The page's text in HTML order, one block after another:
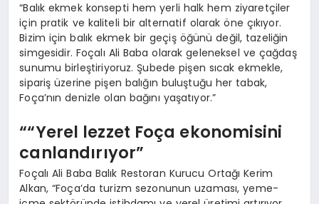
“Balık ekmek konsepti hem yerli halk hem ziyaretçiler
için pratik ve kaliteli bir alternatif olarak öne çıkıyor.
Bizim için balık ekmek bir geçiş öğünü değil, tazeliğin
simgesidir. Foçalı Ali Baba olarak geleneksel ve çağdaş
sunumu birleştiriyoruz. Şubede pişen sıcak ekmekle,
sipariş üzerine pişen balığın buluştuğu her tabak,
Foça’nın denizle olan bağını yaşatıyor.”
““Yerel lezzet Foça ekonomisini
canlandırıyor”
Foçalı Ali Baba Balık Restoran Kurucu Ortağı Kerim
Alkan, “Foça’da turizm sezonunun uzaması, yeme-